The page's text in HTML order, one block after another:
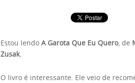
Estou lendo A Garota Que Eu Quero, de
Zusak.
O livro é interessante. Ele veio de